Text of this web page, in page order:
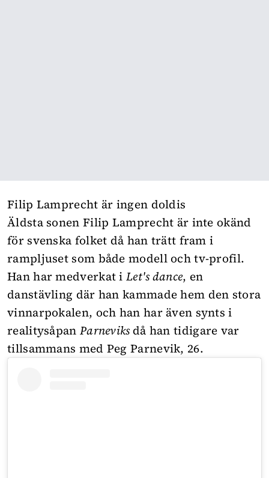
Filip Lamprecht är ingen doldis
Äldsta sonen Filip Lamprecht är inte okänd
för svenska folket då han trätt fram i
rampljuset som både modell och tv-profil.
Han har medverkat iLet's dance, en
danstävling där han kammade hem den stora
vinnarpokalen, och han har även synts i
realitysåpan Parneviksdå han tidigare var
tillsammans med Peg Parnevik, 26.